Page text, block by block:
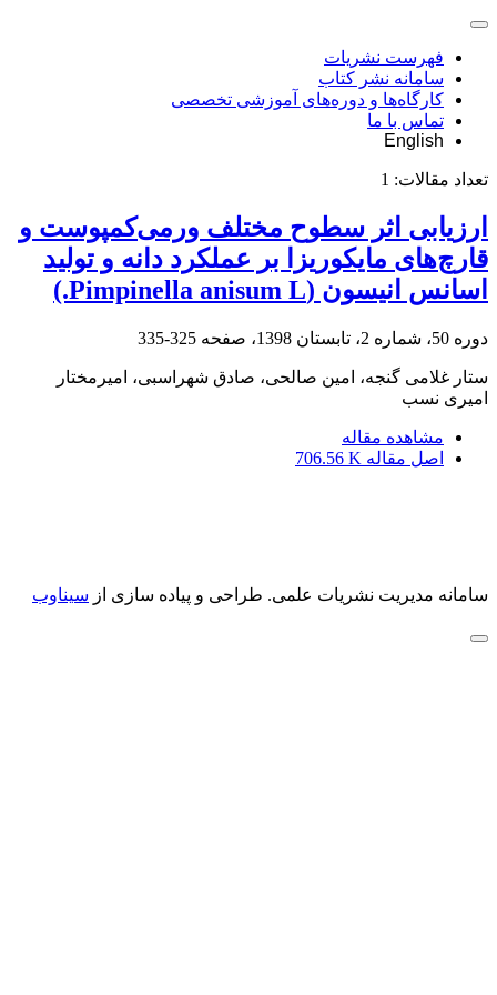
فهرست نشریات
سامانه نشر کتاب
کارگاه‌ها و دوره‌های آموزشی تخصصی
تماس با ما
English
تعداد مقالات: 1
ارزیابی اثر سطوح مختلف ورمی‌کمپوست و
قارچ‌های مایکوریزا بر عملکرد دانه و تولید
اسانس انیسون (Pimpinella anisum L.)
دوره 50، شماره 2، تابستان 1398، صفحه 325-335
ستار غلامی گنجه، امین صالحی، صادق شهراسبی، امیرمختار
امیری نسب
مشاهده مقاله
اصل مقاله 706.56 K
سامانه مدیریت نشریات علمی. طراحی و پیاده سازی از سیناوب